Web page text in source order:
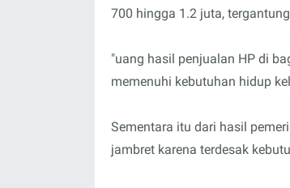
700 hingga 1.2 juta,
"uang hasil penjualan HP di
memenuhi kebutuhan hidup
Sementara itu dari hasil
jambret karena terdesak